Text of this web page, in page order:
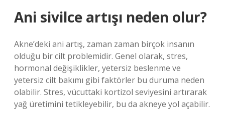
Ani sivilce artışı neden olur?
Akne’deki ani artış, zaman zaman birçok insanın
olduğu bir cilt problemidir. Genel olarak, stres,
hormonal değişiklikler, yetersiz beslenme ve
yetersiz cilt bakımı gibi faktörler bu duruma neden
olabilir. Stres, vücuttaki kortizol seviyesini artırarak
yağ üretimini tetikleyebilir, bu da akneye yol açabilir.